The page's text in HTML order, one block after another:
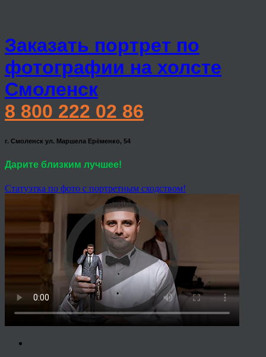
Заказать портрет по
фотографии на холсте
Смоленск
8 800 222 02 86
г. Смоленск ул. Маршела Ерёменко, 54
Дарите близким лучшее!
Статуэтка по фото с портретным сходством!